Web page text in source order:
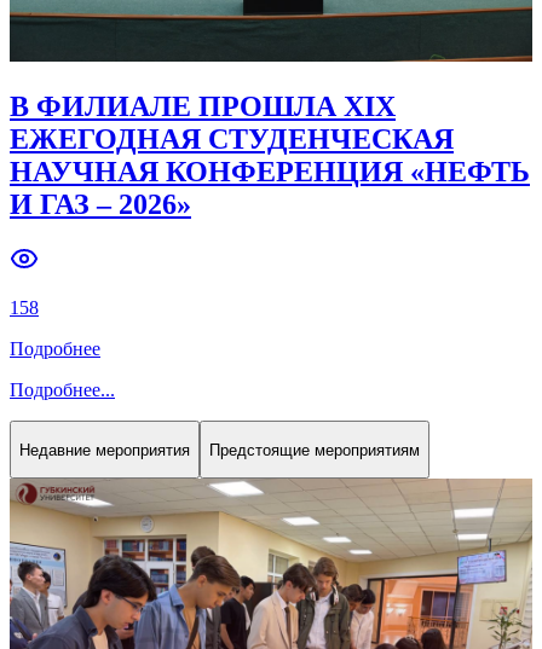
Previous slide Next slide
В ФИЛИАЛЕ ПРОШЛА XIX
ЕЖЕГОДНАЯ СТУДЕНЧЕСКАЯ
НАУЧНАЯ КОНФЕРЕНЦИЯ «НЕФТЬ
И ГАЗ – 2026»
158
Подробнее
Подробнее...
Недавние мероприятия Предстоящие мероприятиям